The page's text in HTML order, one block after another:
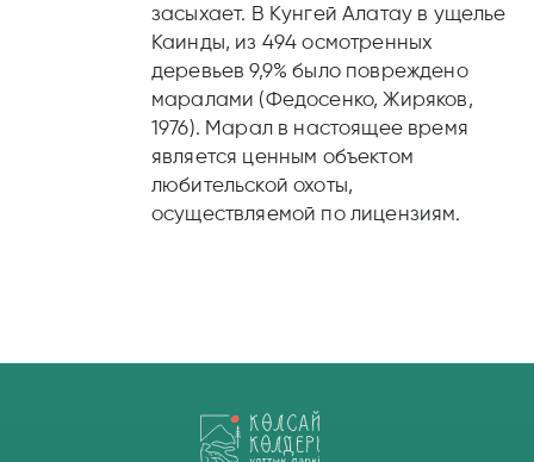
засыхает. В Кунгей Алатау в ущелье
Каинды, из 494 осмотренных
деревьев 9,9% было повреждено
маралами (Федосенко, Жиряков,
1976). Марал в настоящее время
является ценным объектом
любительской охоты,
осуществляемой по лицензиям.